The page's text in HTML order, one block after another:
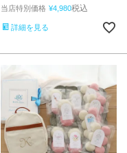
当店特別価格 ¥4,980税込
詳細を見る